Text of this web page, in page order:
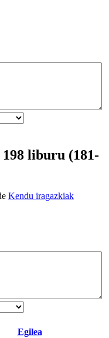
198 liburu (181-
Kendu iragazkiak
Egilea